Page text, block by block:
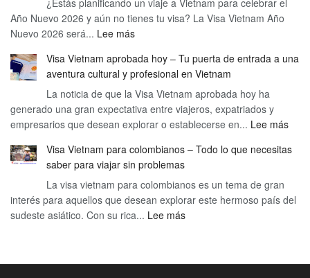
Vietnam
Tet
–
Cómo
planificar
tu
en
fechas
clave
Año Nuevo 2026 y aún no tienes tu visa? La Visa Vietnam Año
Nuevo 2026 será... Lee más:
Vietnam
Año
Nuevo
2026
–
Completa
para
Viajar
en
la
Visa Vietnam aprobada hoy – Tu puerta de entrada a una
aventura cultural y profesional en Vietnam
La noticia de que la Visa Vietnam aprobada hoy ha
generado una gran expectativa entre viajeros, expatriados y
empresarios que desean explorar o establecerse en... Lee más:
–
Visa Vietnam para colombianos – Todo lo que necesitas
saber para viajar sin problemas
La visa vietnam para colombianos es un tema de gran
interés para aquellos que desean explorar este hermoso país del
sudeste asiático. Con su rica... Lee más: